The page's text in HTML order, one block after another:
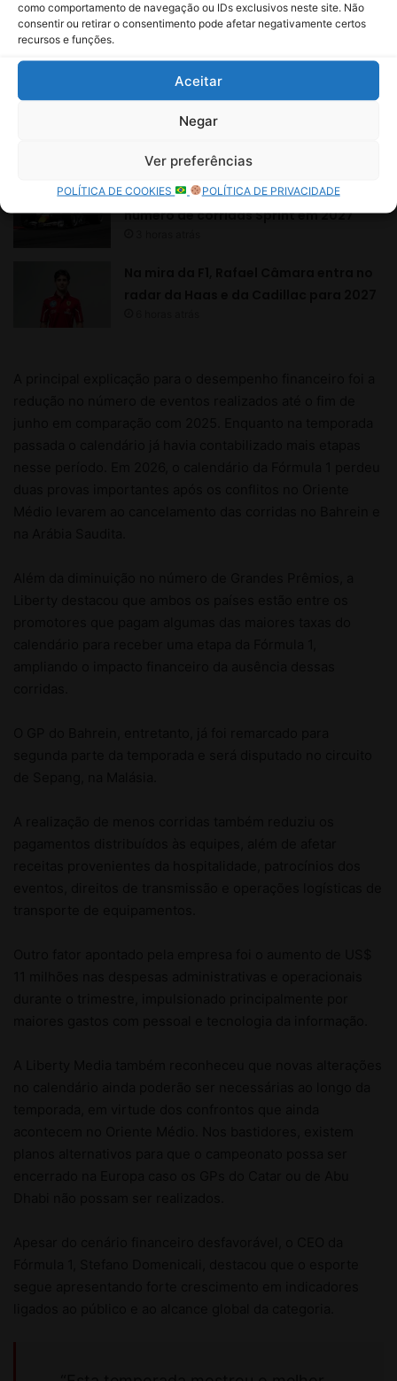
como comportamento de navegação ou IDs exclusivos neste site. Não
consentir ou retirar o consentimento pode afetar negativamente certos
recursos e funções.
Aceitar
Negar
Ver preferências
POLÍTICA DE COOKIES POLÍTICA DE PRIVACIDADE